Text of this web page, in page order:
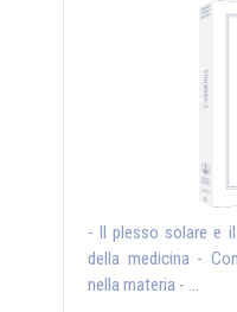
- Il plesso solare e
della medicina -
nella materia - ...